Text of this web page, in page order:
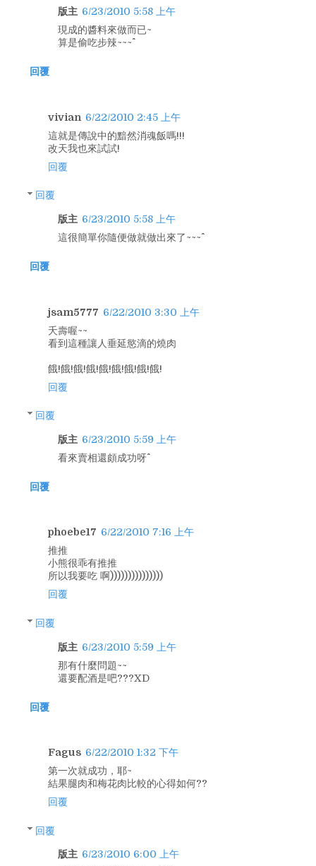
版主 6/23/2010 5:58 上午
現成的醬料來做而已~
算是偷吃步辣~~~^^
回覆
vivian 6/22/2010 2:45 上午
這就是傳說中的黯然消魂飯嗎!!!
改天我也來試試!
回覆
回覆
版主 6/23/2010 5:58 上午
這很簡單你隨便做就做出來了~~~^^
回覆
jsam5777 6/22/2010 3:30 上午
夭壽喔~~
看到這種讓人垂延慾滴的燒肉
餓!餓!餓!餓!餓!餓!餓!餓!餓!
回覆
回覆
版主 6/23/2010 5:59 上午
看來賣相還頗成功呀^^
回覆
phoebe17 6/22/2010 7:16 上午
推推
小熊很乖有推推
所以我要吃 啊)))))))))))))))
回覆
回覆
版主 6/23/2010 5:59 上午
那有什麼問題~~
還要配酒是吧???XD
回覆
Fagus 6/22/2010 1:32 下午
第一次就成功，耶~
結果腿肉和梅花肉比較的心得如何??
回覆
回覆
版主 6/23/2010 6:00 上午